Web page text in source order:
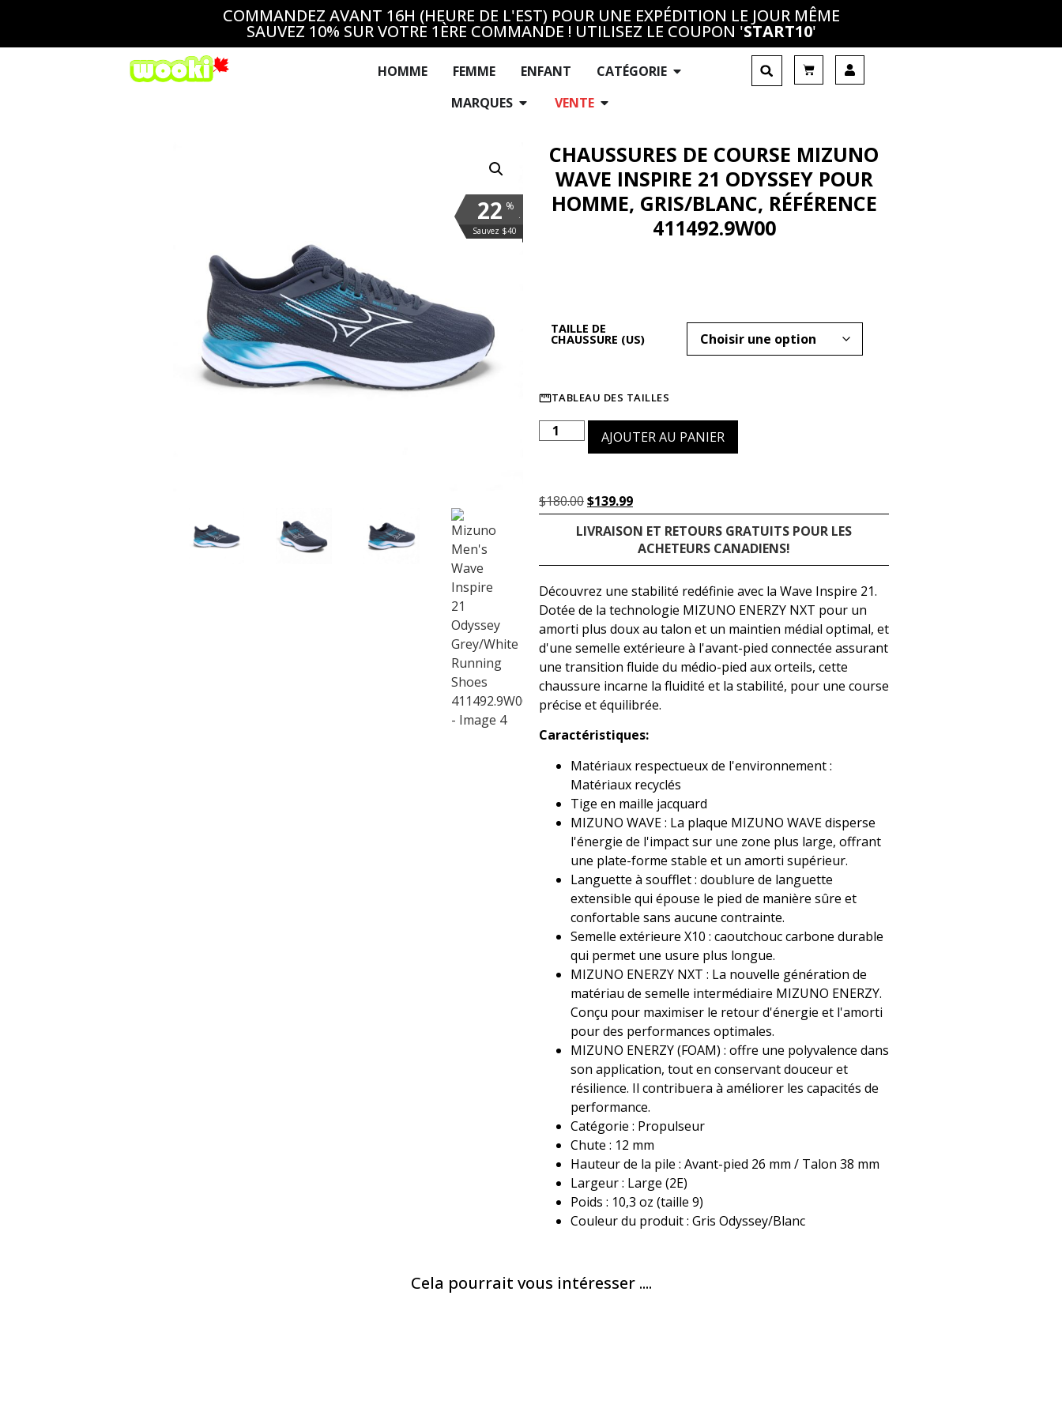
COMMANDEZ AVANT 16H (HEURE DE L'EST) POUR UNE EXPÉDITION LE JOUR MÊME
SAUVEZ 10% SUR VOTRE 1ÈRE COMMANDE ! UTILISEZ LE COUPON 'START10'
HOMME FEMME ENFANT
CATÉGORIE
MARQUES
VENTE
%
22
Sauvez $40
CHAUSSURES DE COURSE MIZUNO
WAVE INSPIRE 21 ODYSSEY POUR
HOMME, GRIS/BLANC, RÉFÉRENCE
411492.9W00
TAILLE DE
CHAUSSURE (US)
TABLEAU DES TAILLES
AJOUTER AU PANIER
$180.00$139.99
LIVRAISON ET RETOURS GRATUITS POUR LES
ACHETEURS CANADIENS!
Découvrez une stabilité redéfinie avec la Wave Inspire 21.
Dotée de la technologie MIZUNO ENERZY NXT pour un
amorti plus doux au talon et un maintien médial optimal, et
d'une semelle extérieure à l'avant-pied connectée assurant
une transition fluide du médio-pied aux orteils, cette
chaussure incarne la fluidité et la stabilité, pour une course
précise et équilibrée.
Caractéristiques:
Matériaux respectueux de l'environnement :
Matériaux recyclés
Tige en maille jacquard
MIZUNO WAVE : La plaque MIZUNO WAVE disperse
l'énergie de l'impact sur une zone plus large, offrant
une plate-forme stable et un amorti supérieur.
Languette à soufflet : doublure de languette
extensible qui épouse le pied de manière sûre et
confortable sans aucune contrainte.
Semelle extérieure X10 : caoutchouc carbone durable
qui permet une usure plus longue.
MIZUNO ENERZY NXT : La nouvelle génération de
matériau de semelle intermédiaire MIZUNO ENERZY.
Conçu pour maximiser le retour d'énergie et l'amorti
pour des performances optimales.
MIZUNO ENERZY (FOAM) : offre une polyvalence dans
son application, tout en conservant douceur et
résilience. Il contribuera à améliorer les capacités de
performance.
Catégorie : Propulseur
Chute : 12 mm
Hauteur de la pile : Avant-pied 26 mm / Talon 38 mm
Largeur : Large (2E)
Poids : 10,3 oz (taille 9)
Couleur du produit : Gris Odyssey/Blanc
Cela pourrait vous intéresser ....